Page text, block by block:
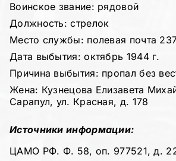
Воинское звание: рядовой
Должность: стрелок
Место службы: полевая почта
Дата выбытия: октябрь 1944 г.
Причина выбытия: пропал без
Жена: Кузнецова Елизавета
Сарапул, ул. Красная, д. 178
Источники информации:
ЦАМО РФ. Ф. 58, оп. 977521, д.